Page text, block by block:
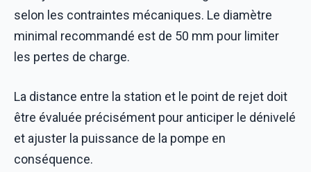
selon les contraintes mécaniques. Le diamètre
minimal recommandé est de 50 mm pour limiter
les pertes de charge.
La distance entre la station et le point de rejet doit
être évaluée précisément pour anticiper le dénivelé
et ajuster la puissance de la pompe en
conséquence.